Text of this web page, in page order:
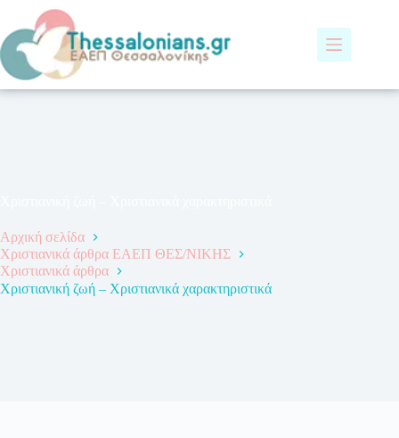
Μετάβαση
περιεχόμενο
Αρχική σελίδα
Χριστιανικά άρθρα ΕΑΕΠ ΘΕΣ/ΝΙΚΗΣ
Χριστιανικά άρθρα
Χριστιανική ζωή – Χριστιανικά χαρακτηριστικά